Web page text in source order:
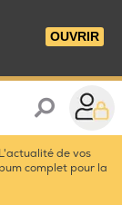
OUVRIR
de vos
complet pour la